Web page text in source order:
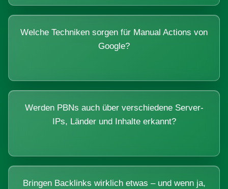
Welche Techniken sorgen für Manual Actions von
Google?
Werden PBNs auch über verschiedene Server-
IPs, Länder und Inhalte erkannt?
Bringen Backlinks wirklich etwas – und wenn ja,